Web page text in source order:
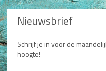
Films en Luisterboeken
De Barbaar-boeken
Nieuwsbrief
Schrijf je in voor de
hoogte!